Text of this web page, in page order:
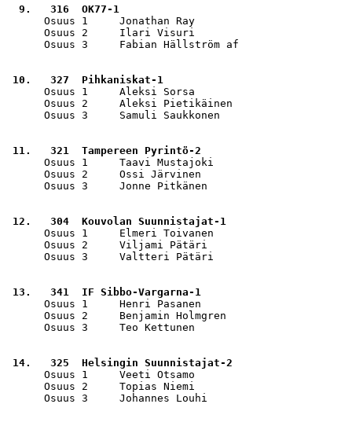
9.   316  OK77-1
Osuus 1     Jonathan Ray
Osuus 2     Ilari Visuri
Osuus 3     Fabian Hällström af
10.   327  Pihkaniskat-1
Osuus 1     Aleksi Sorsa
Osuus 2     Aleksi Pietikäinen
Osuus 3     Samuli Saukkonen
11.   321  Tampereen Pyrintö-2
Osuus 1     Taavi Mustajoki
Osuus 2     Ossi Järvinen
Osuus 3     Jonne Pitkänen
12.   304  Kouvolan Suunnistajat-1
Osuus 1     Elmeri Toivanen
Osuus 2     Viljami Pätäri
Osuus 3     Valtteri Pätäri
13.   341  IF Sibbo-Vargarna-1
Osuus 1     Henri Pasanen
Osuus 2     Benjamin Holmgren
Osuus 3     Teo Kettunen
14.   325  Helsingin Suunnistajat-2
Osuus 1     Veeti Otsamo
Osuus 2     Topias Niemi
Osuus 3     Johannes Louhi